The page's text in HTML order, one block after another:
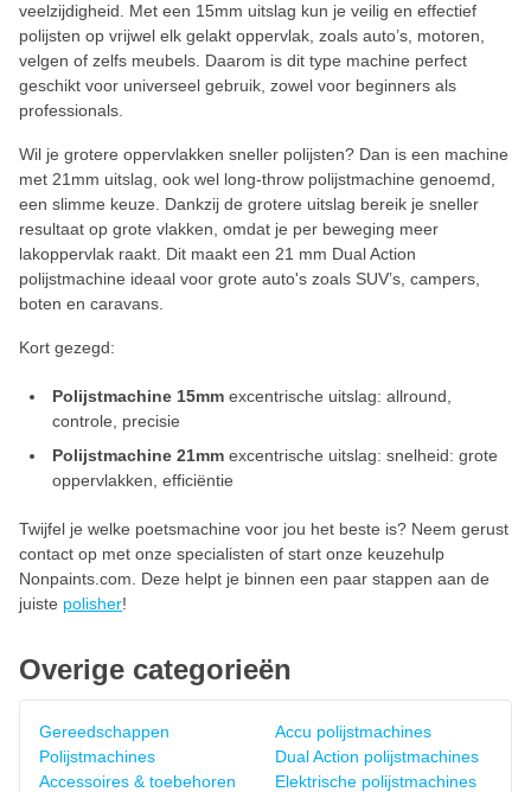
veelzijdigheid. Met een 15mm uitslag kun je veilig en effectief
polijsten op vrijwel elk gelakt oppervlak, zoals auto’s, motoren,
velgen of zelfs meubels. Daarom is dit type machine perfect
geschikt voor universeel gebruik, zowel voor beginners als
professionals.
Wil je grotere oppervlakken sneller polijsten? Dan is een machine
met 21mm uitslag, ook wel long-throw polijstmachine genoemd,
een slimme keuze. Dankzij de grotere uitslag bereik je sneller
resultaat op grote vlakken, omdat je per beweging meer
lakoppervlak raakt. Dit maakt een 21 mm Dual Action
polijstmachine ideaal voor grote auto's zoals SUV’s, campers,
boten en caravans.
Kort gezegd:
Polijstmachine 15mm excentrische uitslag: allround,
controle, precisie
Polijstmachine 21mm excentrische uitslag: snelheid: grote
oppervlakken, efficiëntie
Twijfel je welke poetsmachine voor jou het beste is? Neem gerust
contact op met onze specialisten of start onze keuzehulp
Nonpaints.com. Deze helpt je binnen een paar stappen aan de
juiste polisher!
Overige categorieën
Gereedschappen
Polijstmachines
Accessoires & toebehoren
Accu polijstmachines
Dual Action polijstmachines
Elektrische polijstmachines